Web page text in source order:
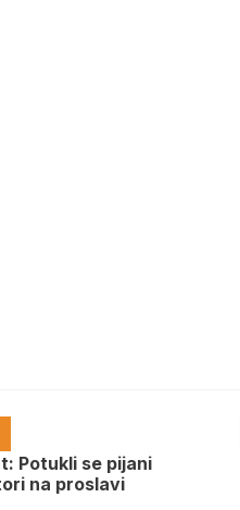
Potukli se pijani
na proslavi